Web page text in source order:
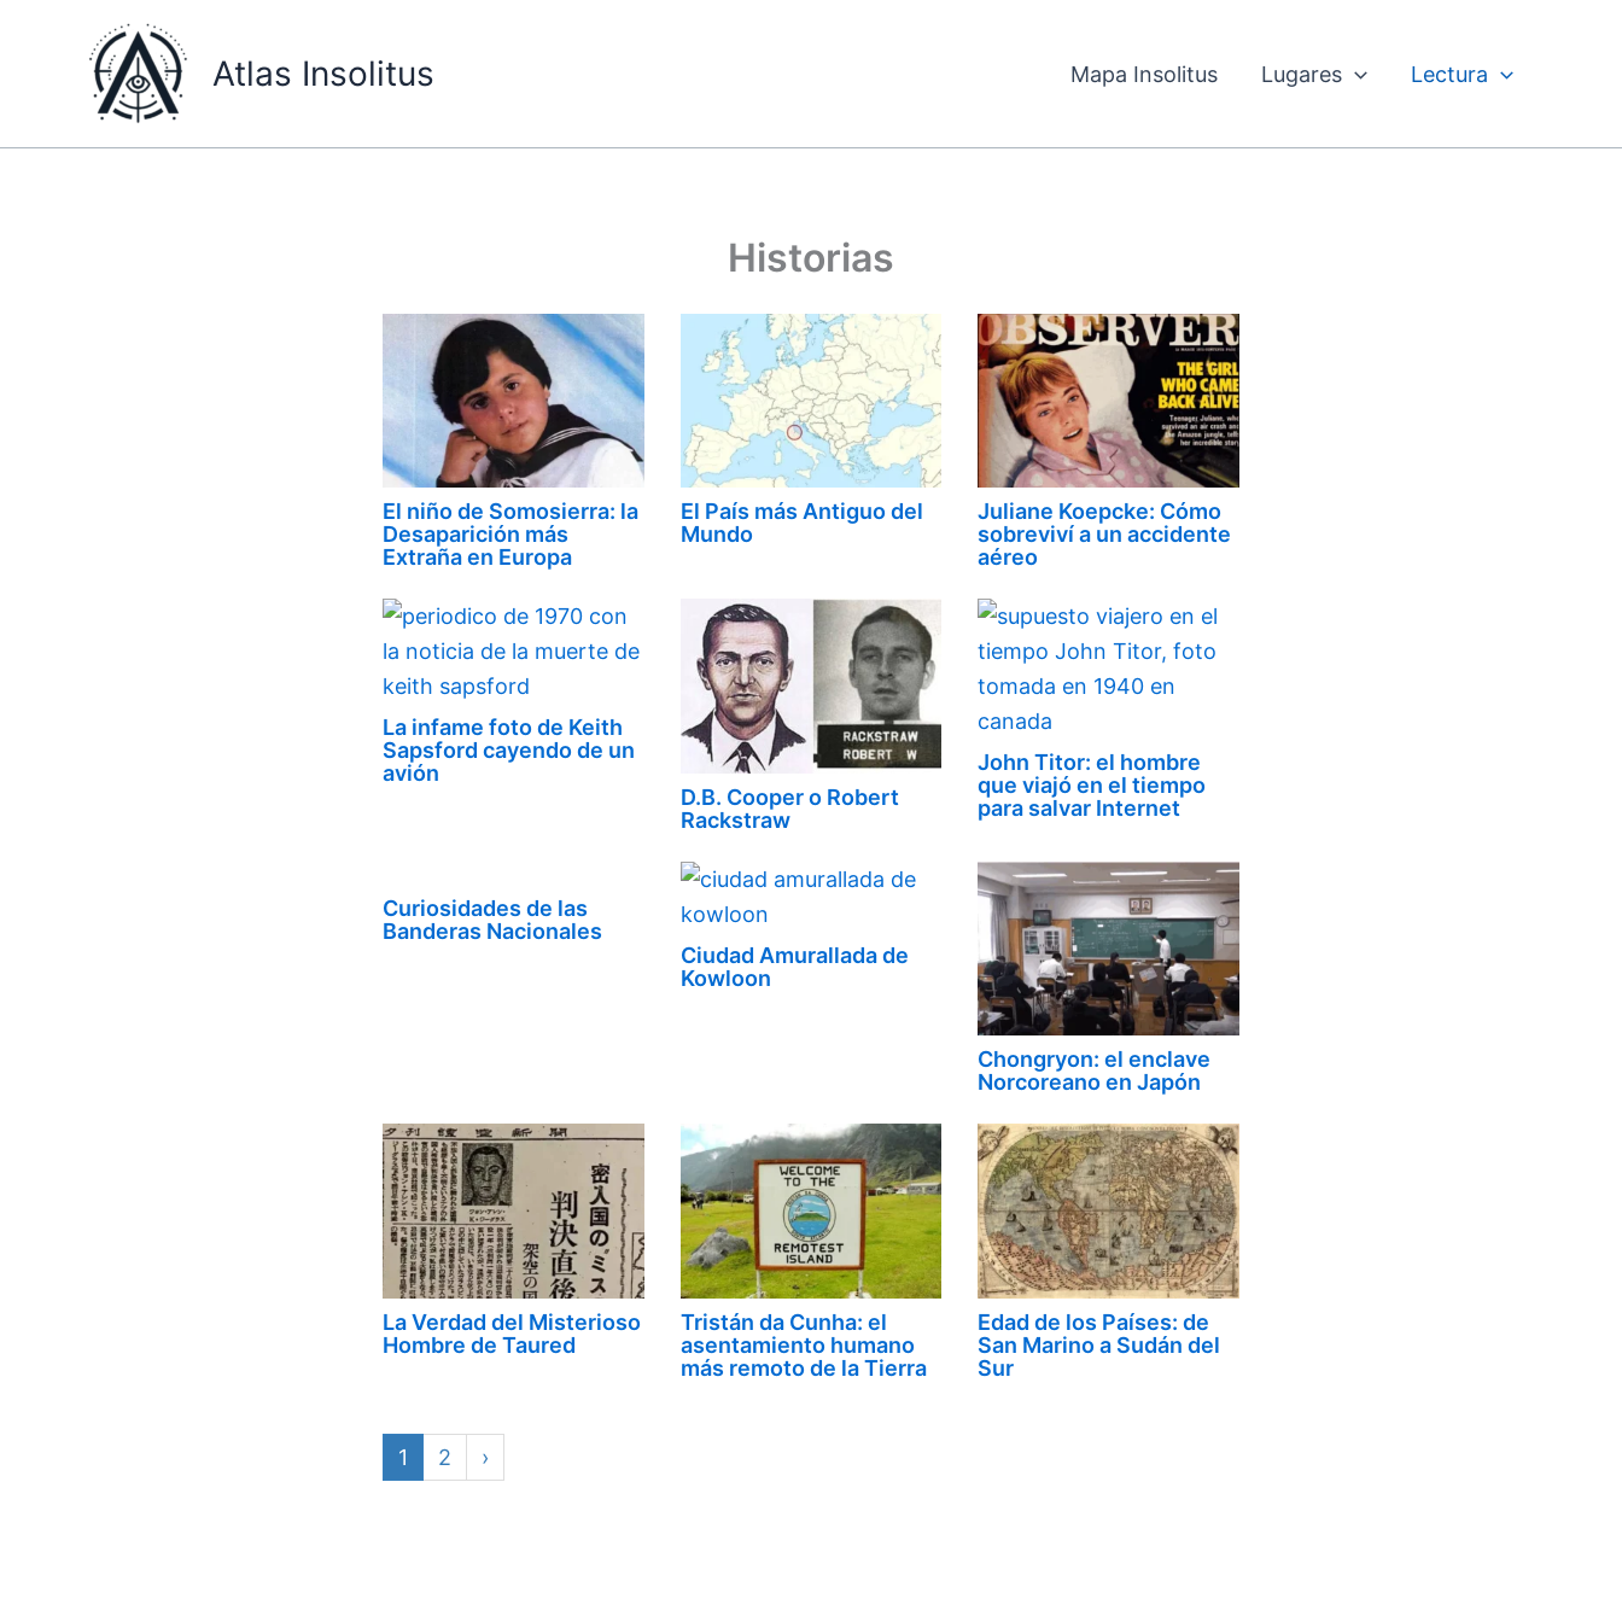
contenido
Atlas Insolitus Mapa Insolitus Lugares Lectura
Historias
El niño de Somosierra: la
Desaparición más
Extraña en Europa
El País más Antiguo del
Mundo
Juliane Koepcke: Cómo
sobreviví a un accidente
aéreo
La infame foto de Keith
Sapsford cayendo de un
avión
D.B. Cooper o Robert
Rackstraw
John Titor: el hombre
que viajó en el tiempo
para salvar Internet
Curiosidades de las
Banderas Nacionales
Ciudad Amurallada de
Kowloon
Chongryon: el enclave
Norcoreano en Japón
La Verdad del Misterioso
Hombre de Taured
Tristán da Cunha: el
asentamiento humano
más remoto de la Tierra
Edad de los Países: de
San Marino a Sudán del
Sur
1 2 ›